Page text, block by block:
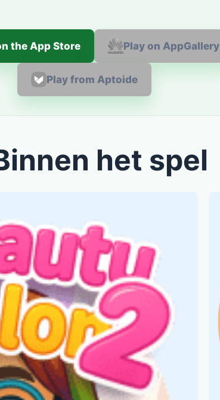
the App Store Play on AppGallery
Play from Aptoide
het spel